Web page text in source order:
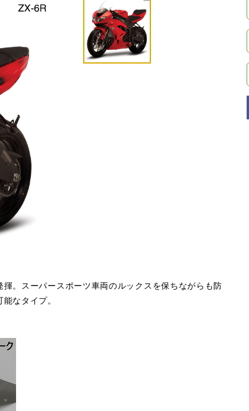
閉じる
。スーパースポーツ車両のルックスを保ちながらも防
なタイプ。